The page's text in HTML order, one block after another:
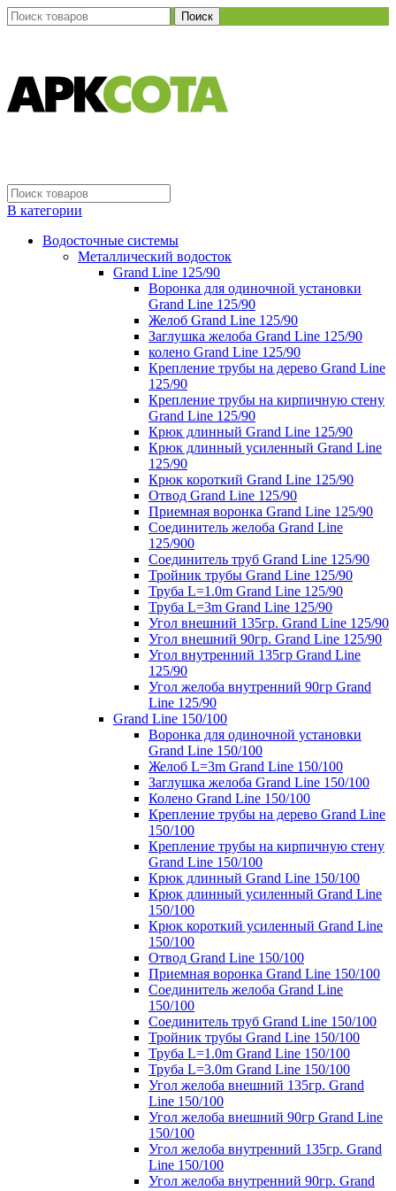
Поиск
В категории
Водосточные системы
Металлический водосток
Grand Line 125/90
Воронка для одиночной установки
Grand Line 125/90
Желоб Grand Line 125/90
Заглушка желоба Grand Line 125/90
колено Grand Line 125/90
Крепление трубы на дерево Grand Line
125/90
Крепление трубы на кирпичную стену
Grand Line 125/90
Крюк длинный Grand Line 125/90
Крюк длинный усиленный Grand Line
125/90
Крюк короткий Grand Line 125/90
Отвод Grand Line 125/90
Приемная воронка Grand Line 125/90
Соединитель желоба Grand Line
125/900
Соединитель труб Grand Line 125/90
Тройник трубы Grand Line 125/90
Труба L=1.0m Grand Line 125/90
Труба L=3m Grand Line 125/90
Угол внешний 135гр. Grand Line 125/90
Угол внешний 90гр. Grand Line 125/90
Угол внутренний 135гр Grand Line
125/90
Угол желоба внутренний 90гр Grand
Line 125/90
Grand Line 150/100
Воронка для одиночной установки
Grand Line 150/100
Желоб L=3m Grand Line 150/100
Заглушка желоба Grand Line 150/100
Колено Grand Line 150/100
Крепление трубы на дерево Grand Line
150/100
Крепление трубы на кирпичную стену
Grand Line 150/100
Крюк длинный Grand Line 150/100
Крюк длинный усиленный Grand Line
150/100
Крюк короткий усиленный Grand Line
150/100
Отвод Grand Line 150/100
Приемная воронка Grand Line 150/100
Соединитель желоба Grand Line
150/100
Соединитель труб Grand Line 150/100
Тройник трубы Grand Line 150/100
Труба L=1.0m Grand Line 150/100
Труба L=3.0m Grand Line 150/100
Угол желоба внешний 135гр. Grand
Line 150/100
Угол желоба внешний 90гр Grand Line
150/100
Угол желоба внутренний 135гр. Grand
Line 150/100
Угол желоба внутренний 90гр. Grand